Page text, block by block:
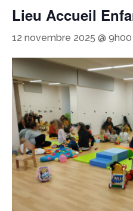
Lieu Accueil
12 novembre 2025 @ 9h00